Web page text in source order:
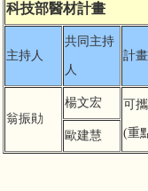
科技部醫材計畫
主持人
共同主持
人
計
翁振勛
楊文宏 可
(重
歐建慧